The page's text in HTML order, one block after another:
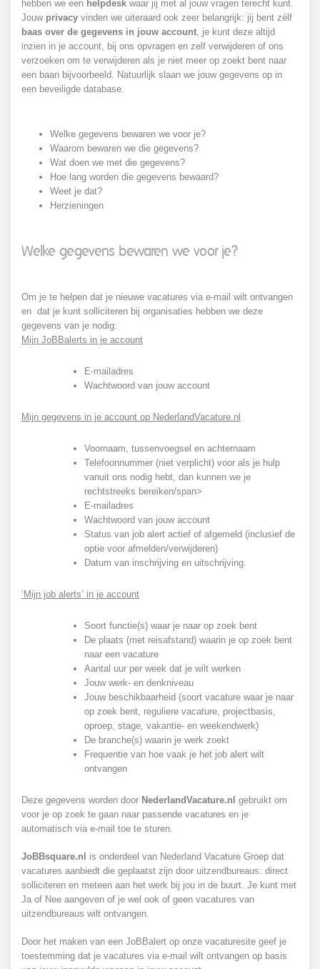
hebben we een helpdesk waar jij met al jouw vragen terecht kunt.
Jouw privacy vinden we uiteraard ook zeer belangrijk: jij bent zélf
baas over de gegevens in jouw account, je kunt deze altijd
inzien in je account, bij ons opvragen en zelf verwijderen of ons
verzoeken om te verwijderen als je niet meer op zoekt bent naar
een baan bijvoorbeeld. Natuurlijk slaan we jouw gegevens op in
een beveiligde database.
Welke gegevens bewaren we voor je?
Waarom bewaren we die gegevens?
Wat doen we met die gegevens?
Hoe lang worden die gegevens bewaard?
Weet je dat?
Herzieningen
Welke gegevens bewaren we voor je?
Om je te helpen dat je nieuwe vacatures via e-mail wilt ontvangen
en dat je kunt solliciteren bij organisaties hebben we deze
gegevens van je nodig:
Mijn JoBBalerts in je account
E-mailadres
Wachtwoord van jouw account
Mijn gegevens in je account op NederlandVacature.nl
Voornaam, tussenvoegsel en achternaam
Telefoonnummer (niet verplicht) voor als je hulp
vanuit ons nodig hebt, dan kunnen we je
rechtstreeks bereiken/span>
E-mailadres
Wachtwoord van jouw account
Status van job alert actief of afgemeld (inclusief de
optie voor afmelden/verwijderen)
Datum van inschrijving en uitschrijving.
‘Mijn job alerts’ in je account
Soort functie(s) waar je naar op zoek bent
De plaats (met reisafstand) waarin je op zoek bent
naar een vacature
Aantal uur per week dat je wilt werken
Jouw werk- en denkniveau
Jouw beschikbaarheid (soort vacature waar je naar
op zoek bent, reguliere vacature, projectbasis,
oproep, stage, vakantie- en weekendwerk)
De branche(s) waarin je werk zoekt
Frequentie van hoe vaak je het job alert wilt
ontvangen
Deze gegevens worden door NederlandVacature.nl gebruikt om
voor je op zoek te gaan naar passende vacatures en je
automatisch via e-mail toe te sturen.
JoBBsquare.nl
is onderdeel van Nederland Vacature Groep dat
vacatures aanbiedt die geplaatst zijn door uitzendbureaus: direct
solliciteren en meteen aan het werk bij jou in de buurt. Je kunt met
Ja of Nee aangeven of je wel ook of geen vacatures van
uitzendbureaus wilt ontvangen.
Door het maken van een JoBBalert op onze vacaturesite geef je
toestemming dat je vacatures via e-mail wilt ontvangen op basis